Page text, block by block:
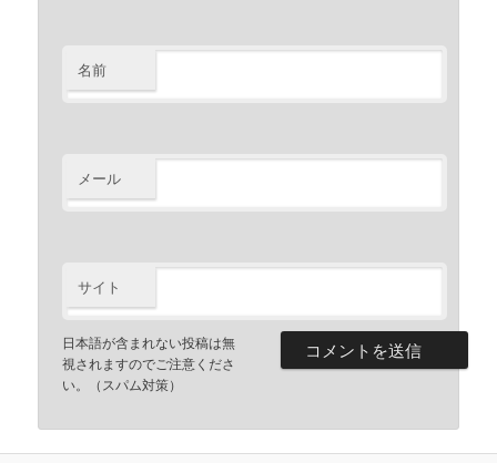
名前
メール
サイト
日本語が含まれない投稿は無
視されますのでご注意くださ
い。（スパム対策）